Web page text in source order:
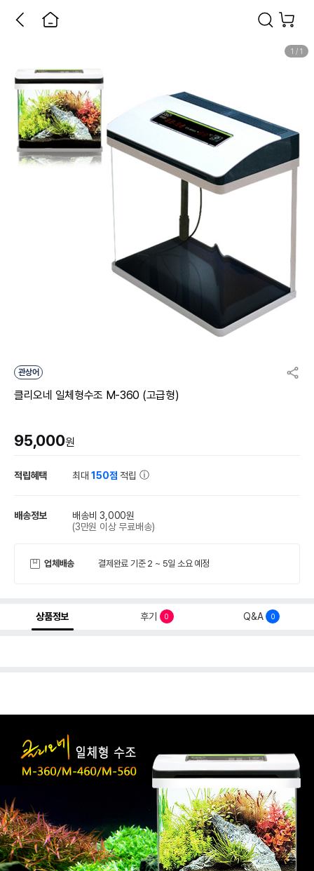
1 / 1
관상어
클리오네 일체형수조 M-360 (고급형)
95,000원
적립혜택 최대150점 적립
배송정보
배송비 3,000원
(3만원 이상 무료배송)
업체배송 결제완료 기준 2 ~ 5일 소요 예정
상품정보 후기 0 Q&A 0